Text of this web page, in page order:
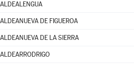
ALDEALENGUA
ALDEANUEVA DE FIGUEROA
ALDEANUEVA DE LA SIERRA
ALDEARRODRIGO